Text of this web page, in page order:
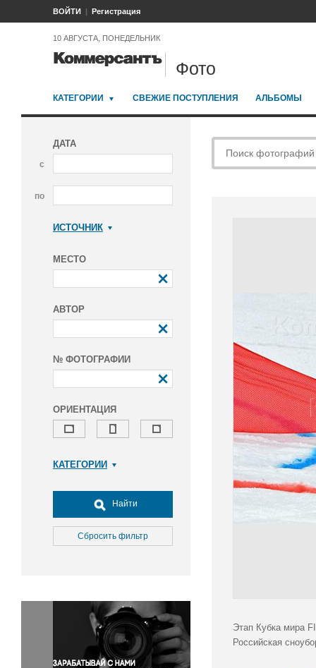
ВОЙТИ Регистрация
10 АВГУСТА, ПОНЕДЕЛЬНИК
Фото
КАТЕГОРИИ СВЕЖИЕ ПОСТУПЛЕНИЯ АЛЬБОМЫ
ДАТА
с
по
ИСТОЧНИК
МЕСТО
АВТОР
№ ФОТОГРАФИИ
ОРИЕНТАЦИЯ
КАТЕГОРИИ
Досуг, туризм и отдых
Культура
Медицина
Окружающая среда
Политика
Правосудие
Происшествия и конфликты
Найти
Сбросить фильтр
Этап Кубка мира
Российская